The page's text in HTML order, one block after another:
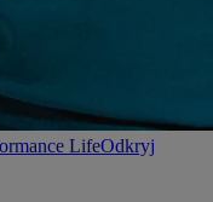
LifeOdkryj